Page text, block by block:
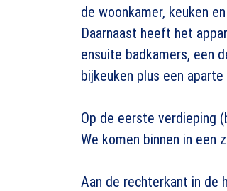
de woonkamer, keuken
Daarnaast heeft het
ensuite badkamers, een
bijkeuken plus een
Op de eerste verdieping
We komen binnen in
Aan de rechterkant in de